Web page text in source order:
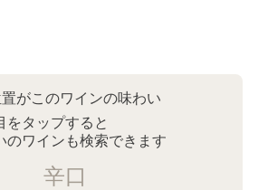
がこのワインの味わい
をタップすると
のワインも検索できます
辛口